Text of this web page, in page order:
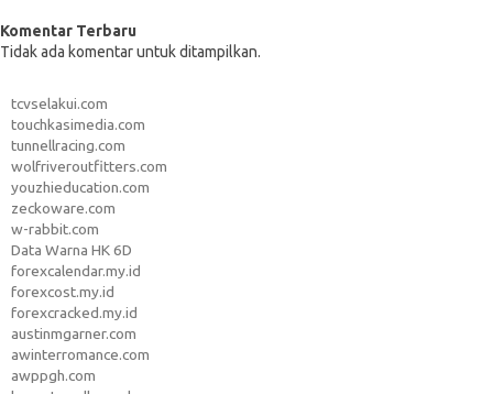
Komentar Terbaru
Tidak ada komentar untuk ditampilkan.
tcvselakui.com
touchkasimedia.com
tunnellracing.com
wolfriveroutfitters.com
youzhieducation.com
zeckoware.com
w-rabbit.com
Data Warna HK 6D
forexcalendar.my.id
forexcost.my.id
forexcracked.my.id
austinmgarner.com
awinterromance.com
awppgh.com